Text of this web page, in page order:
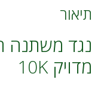
תיאור
נגד משתנה
מדויק 10K